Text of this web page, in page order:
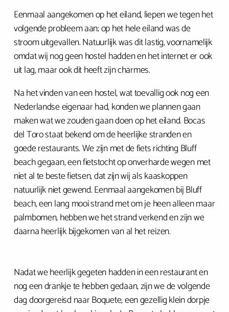
Eenmaal aangekomen op het eiland, liepen we tegen het
volgende probleem aan; op het hele eiland was de
stroom uitgevallen. Natuurlijk was dit lastig, voornamelijk
omdat wij nog geen hostel hadden en het internet er ook
uit lag, maar ook dit heeft zijn charmes.
Na het vinden van een hostel, wat toevallig ook nog een
Nederlandse eigenaar had, konden we plannen gaan
maken wat we zouden gaan doen op het eiland. Bocas
del Toro staat bekend om de heerlijke stranden en
goede restaurants. We zijn met de fiets richting Bluff
beach gegaan, een fietstocht op onverharde wegen met
niet al te beste fietsen, dat zijn wij als kaaskoppen
natuurlijk niet gewend. Eenmaal aangekomen bij Bluff
beach, een lang mooi strand met om je heen alleen maar
palmbomen, hebben we het strand verkend en zijn we
daarna heerlijk bijgekomen van al het reizen.
Nadat we heerlijk gegeten hadden in een restaurant en
nog een drankje te hebben gedaan, zijn we de volgende
dag doorgereisd naar Boquete, een gezellig klein dorpje